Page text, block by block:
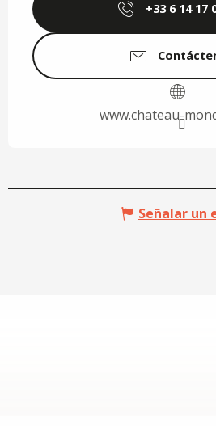
+33 6 14 17
www.chateau-
Señalar un